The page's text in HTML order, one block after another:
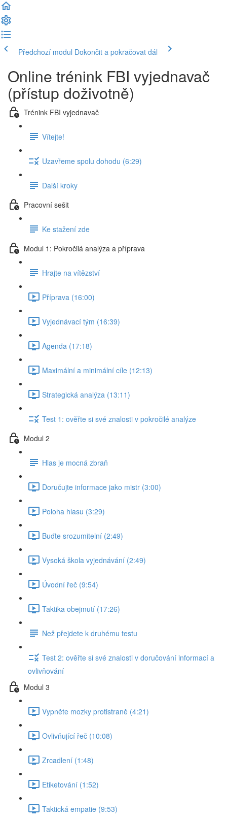
Předchozí modul Dokončit a pokračovat dál
Online trénink FBI vyjednavač
(přístup doživotně)
Trénink FBI vyjednavač
Vítejte!
Uzavřeme spolu dohodu (6:29)
Další kroky
Pracovní sešit
Ke stažení zde
Modul 1: Pokročilá analýza a příprava
Hrajte na vítězství
Příprava (16:00)
Vyjednávací tým (16:39)
Agenda (17:18)
Maximální a minimální cíle (12:13)
Strategická analýza (13:11)
Test 1: ověřte si své znalosti v pokročilé analýze
Modul 2
Hlas je mocná zbraň
Doručujte informace jako mistr (3:00)
Poloha hlasu (3:29)
Buďte srozumitelní (2:49)
Vysoká škola vyjednávání (2:49)
Úvodní řeč (9:54)
Taktika obejmutí (17:26)
Než přejdete k druhému testu
Test 2: ověřte si své znalosti v doručování informací a
ovlivňování
Modul 3
Vypněte mozky protistraně (4:21)
Ovlivňující řeč (10:08)
Zrcadlení (1:48)
Etiketování (1:52)
Taktická empatie (9:53)